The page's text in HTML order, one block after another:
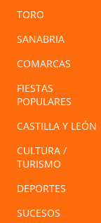
TORO
SANABRIA
COMARCAS
FIESTAS
POPULARES
CASTILLA Y LEÓN
CULTURA /
TURISMO
DEPORTES
SUCESOS